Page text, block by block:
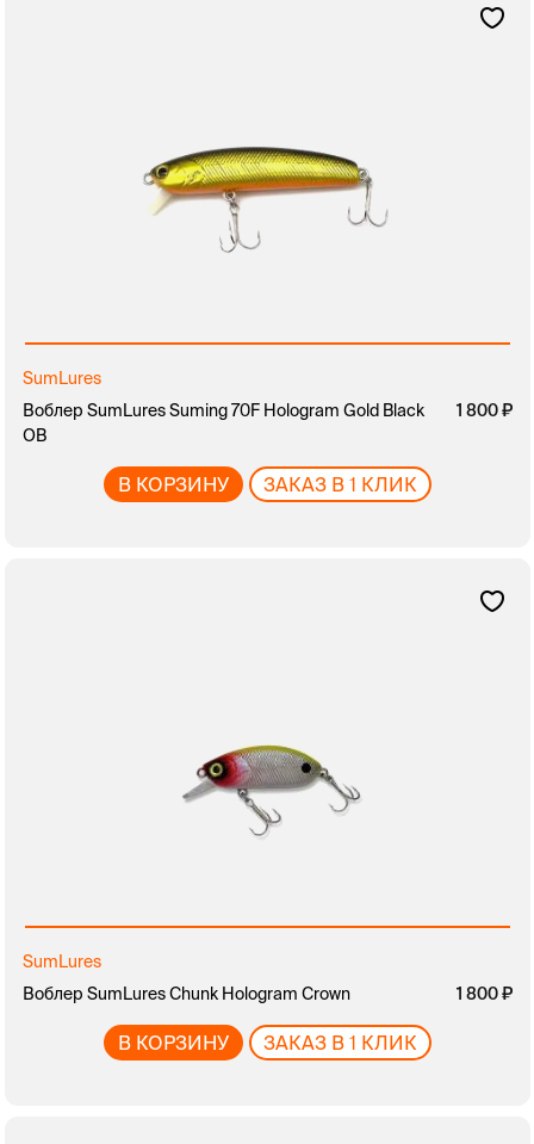
SumLures
Воблер SumLures Suming 70F Hologram Gold Black
OB
1 800
В КОРЗИНУ ЗАКАЗ В 1 КЛИК
SumLures
Воблер SumLures Chunk Hologram Crown
1 800
В КОРЗИНУ ЗАКАЗ В 1 КЛИК